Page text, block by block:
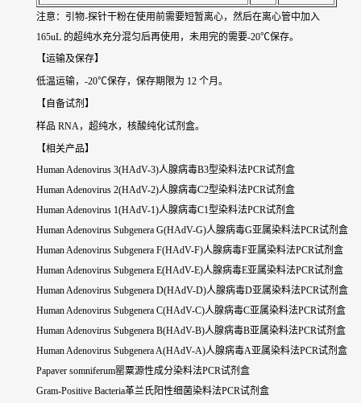
注意：引物-探针干粉在使用前需要短暂离心，然后在离心管中加入
165uL 的超纯水充分混匀后再使用，未用完的需要-20℃保存。
【运输及保存】
低温运输，-20℃保存，保存期限为 12 个月。
【自备试剂】
样品 RNA，超纯水，核酸纯化试剂盒。
【相关产品】
Human Adenovirus 3(HAdV-3)人腺病毒B3型染料法PCR试剂盒
Human Adenovirus 2(HAdV-2)人腺病毒C2型染料法PCR试剂盒
Human Adenovirus 1(HAdV-1)人腺病毒C1型染料法PCR试剂盒
Human Adenovirus Subgenera G(HAdV-G)人腺病毒G亚属染料法PCR试剂盒
Human Adenovirus Subgenera F(HAdV-F)人腺病毒F亚属染料法PCR试剂盒
Human Adenovirus Subgenera E(HAdV-E)人腺病毒E亚属染料法PCR试剂盒
Human Adenovirus Subgenera D(HAdV-D)人腺病毒D亚属染料法PCR试剂盒
Human Adenovirus Subgenera C(HAdV-C)人腺病毒C亚属染料法PCR试剂盒
Human Adenovirus Subgenera B(HAdV-B)人腺病毒B亚属染料法PCR试剂盒
Human Adenovirus Subgenera A(HAdV-A)人腺病毒A亚属染料法PCR试剂盒
Papaver somniferum罂粟源性成分染料法PCR试剂盒
Gram-Positive Bacteria革兰氏阳性细菌染料法PCR试剂盒